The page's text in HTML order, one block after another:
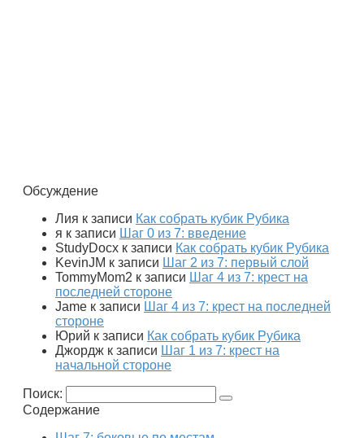
Обсуждение
Лия к записи Как собрать кубик Рубика
я к записи Шаг 0 из 7: введение
StudyDocx к записи Как собрать кубик Рубика
KevinJM к записи Шаг 2 из 7: первый слой
TommyMom2 к записи Шаг 4 из 7: крест на
последней стороне
Jame к записи Шаг 4 из 7: крест на последней
стороне
Юрий к записи Как собрать кубик Рубика
Джордж к записи Шаг 1 из 7: крест на
начальной стороне
Поиск:
Содержание